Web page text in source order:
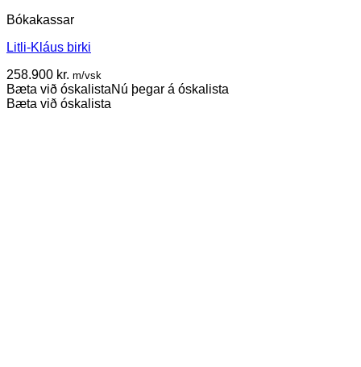
Bókakassar
Litli-Kláus birki
258.900 kr. m/vsk
Bæta við óskalistaNú þegar á óskalista
Bæta við óskalista